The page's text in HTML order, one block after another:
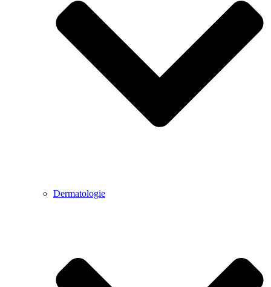
Dermatologie